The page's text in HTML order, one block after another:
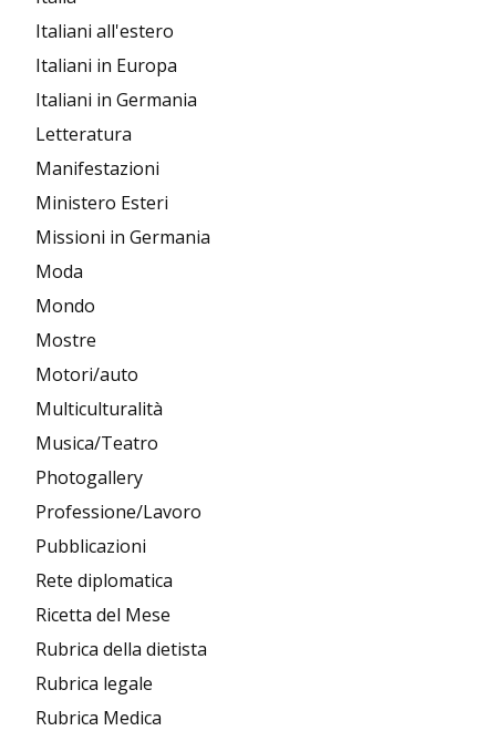
Italiani all'estero
Italiani in Europa
Italiani in Germania
Letteratura
Manifestazioni
Ministero Esteri
Missioni in Germania
Moda
Mondo
Mostre
Motori/auto
Multiculturalità
Musica/Teatro
Photogallery
Professione/Lavoro
Pubblicazioni
Rete diplomatica
Ricetta del Mese
Rubrica della dietista
Rubrica legale
Rubrica Medica